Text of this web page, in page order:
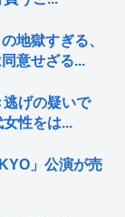
地獄すぎる、
意せざる...
逃げの疑いで
性をは...
」公演が売